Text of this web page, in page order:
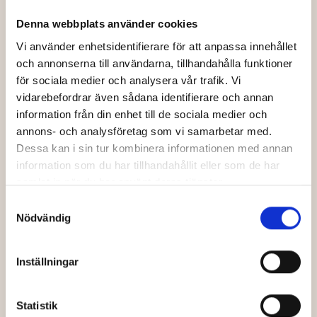
Denna webbplats använder cookies
Vi använder enhetsidentifierare för att anpassa innehållet
och annonserna till användarna, tillhandahålla funktioner
för sociala medier och analysera vår trafik. Vi
vidarebefordrar även sådana identifierare och annan
information från din enhet till de sociala medier och
annons- och analysföretag som vi samarbetar med.
Dessa kan i sin tur kombinera informationen med annan
information som du har tillhandahållit eller som de har
samlat in när du har använt deras tjänster.
Nödvändig
Inställningar
Statistik
KOMEDI, DRAMA, ÄVENTYR
DIGGER - PREMIÄR 2 OKT
”En komedi av katastrofala proportioner”. Tom Cruise
Se trailer